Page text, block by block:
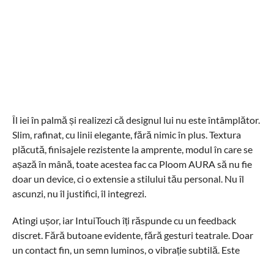
Îl iei în palmă și realizezi că designul lui nu este întâmplător.
Slim, rafinat, cu linii elegante, fără nimic în plus. Textura
plăcută, finisajele rezistente la amprente, modul în care se
așază în mână, toate acestea fac ca Ploom AURA să nu fie
doar un device, ci o extensie a stilului tău personal. Nu îl
ascunzi, nu îl justifici, îl integrezi.
Atingi ușor, iar IntuiTouch îți răspunde cu un feedback
discret. Fără butoane evidente, fără gesturi teatrale. Doar
un contact fin, un semn luminos, o vibrație subtilă. Este